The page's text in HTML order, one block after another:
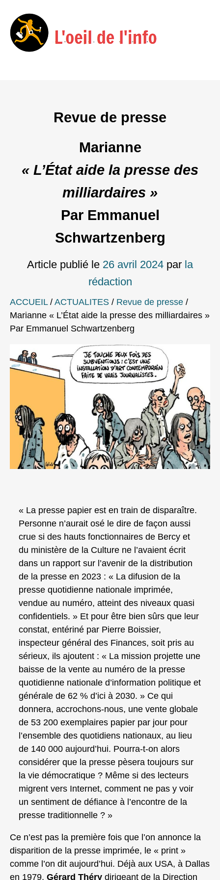
Revue de presse
Marianne
« L’État aide la presse des
milliardaires »
Par Emmanuel
Schwartzenberg
Article publié le 26 avril 2024 par la
rédaction
ACCUEIL/ ACTUALITES / Revue de presse /
Marianne « L’État aide la presse des milliardaires »
Par Emmanuel Schwartzenberg
« La presse papier est en train de disparaître.
Personne n’aurait osé le dire de façon aussi
crue si des hauts fonctionnaires de Bercy et
du ministère de la Culture ne l’avaient écrit
dans un rapport sur l’avenir de la distribution
de la presse en 2023 : « La difusion de la
presse quotidienne nationale imprimée,
vendue au numéro, atteint des niveaux quasi
confidentiels. » Et pour être bien sûrs que leur
constat, entériné par Pierre Boissier,
inspecteur général des Finances, soit pris au
sérieux, ils ajoutent : « La mission projette une
baisse de la vente au numéro de la presse
quotidienne nationale d’information politique et
générale de 62 % d’ici à 2030. » Ce qui
donnera, accrochons-nous, une vente globale
de 53 200 exemplaires papier par jour pour
l’ensemble des quotidiens nationaux, au lieu
de 140 000 aujourd’hui. Pourra-t-on alors
considérer que la presse pèsera toujours sur
la vie démocratique ? Même si des lecteurs
migrent vers Internet, comment ne pas y voir
un sentiment de défiance à l’encontre de la
presse traditionnelle ? »
Ce n’est pas la première fois que l’on annonce la
disparition de la presse imprimée, le « print »
comme l’on dit aujourd’hui. Déjà aux USA, à Dallas
en 1979, Gérard Théry dirigeant de la Direction